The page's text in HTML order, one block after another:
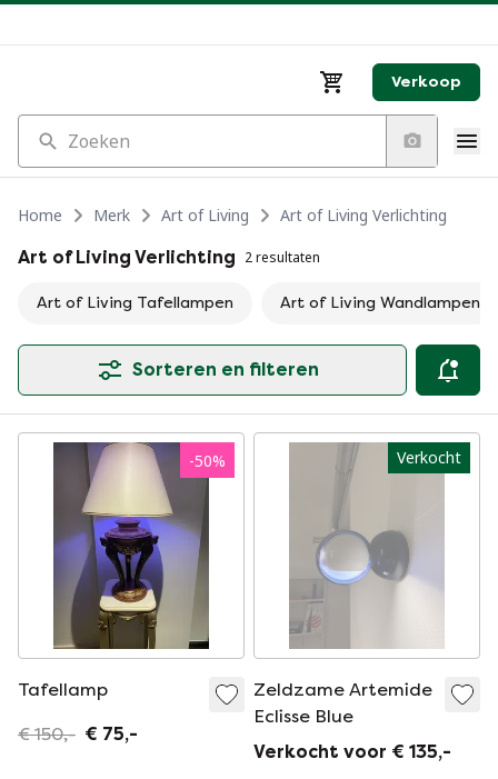
Verkoop
Zoeken
Home Merk Art of Living
Art of Living Verlichting
Art of Living Verlichting 2 resultaten
Art of Living Tafellampen Art of Living Wandlampen
Sorteren en filteren
-50%
Tafellamp
€ 150,- € 75,-
Verkocht
Zeldzame Artemide
Eclisse Blue
Verkocht voor € 135,-